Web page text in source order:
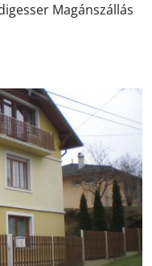
Magánszállás